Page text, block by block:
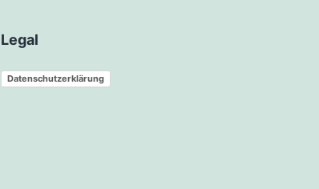
Legal
Datenschutzerklärung